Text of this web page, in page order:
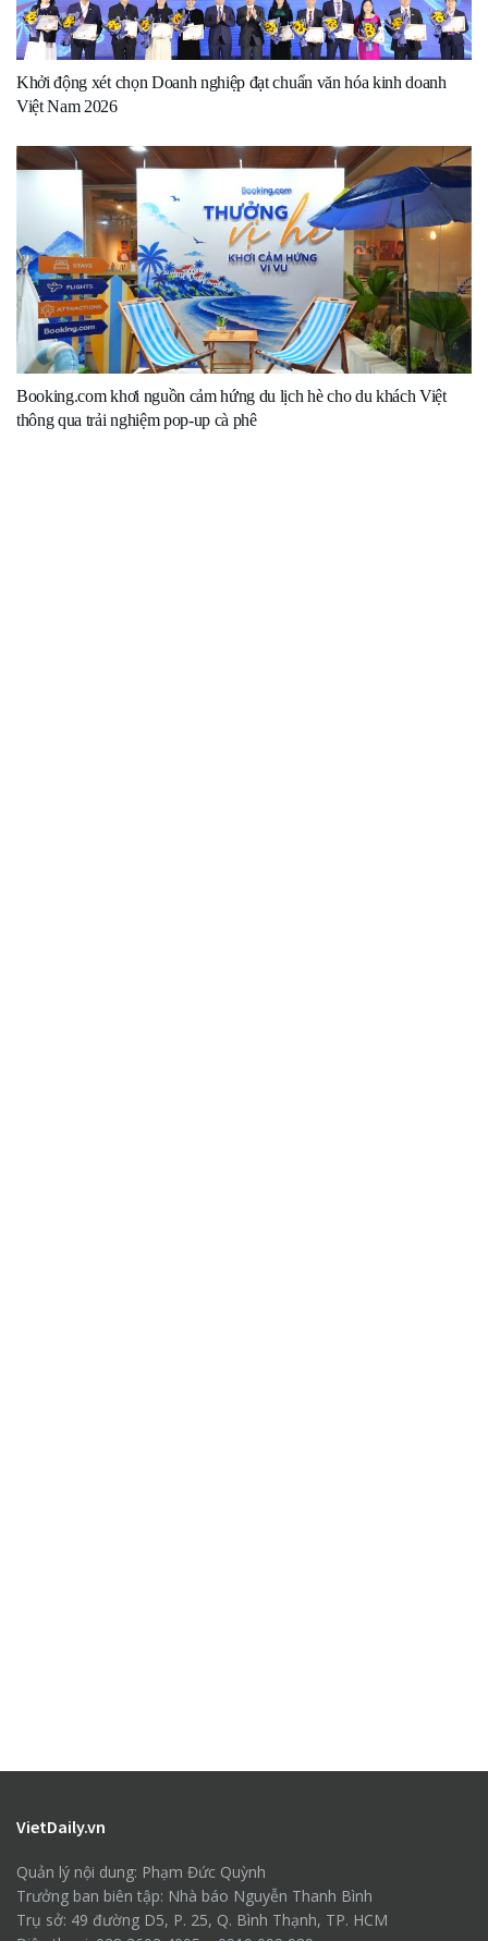
Khởi động xét chọn Doanh nghiệp đạt chuẩn văn hóa kinh doanh
Việt Nam 2026
Booking.com khơi nguồn cảm hứng du lịch hè cho du khách Việt
thông qua trải nghiệm pop-up cà phê
VietDaily.vn
Quản lý nội dung: Phạm Đức Quỳnh
Trưởng ban biên tập: Nhà báo Nguyễn Thanh Bình
Trụ sở: 49 đường D5, P. 25, Q. Bình Thạnh, TP. HCM